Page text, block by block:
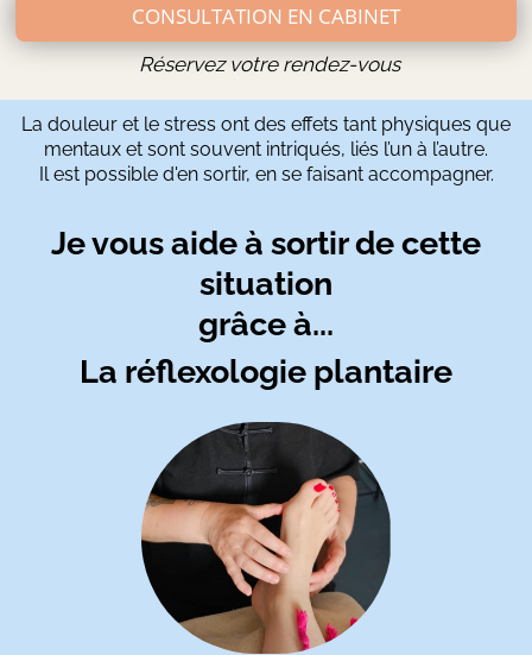
CONSULTATION EN CABINET
Réservez votre rendez-vous
La douleur et le stress ont des effets tant physiques que
mentaux et sont souvent intriqués, liés l’un à l’autre.
Il est possible d'en sortir, en se faisant accompagner.
Je vous aide à sortir de cette
situation
grâce à...
La réflexologie plantaire